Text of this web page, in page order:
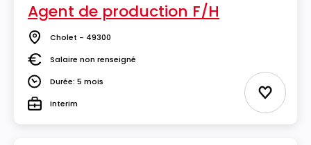
Agent de production F/H
Lieu Cholet - 49300
SalaireSalaire non renseigné
DuréeDurée: 5 mois
TypeInterim Ajouter